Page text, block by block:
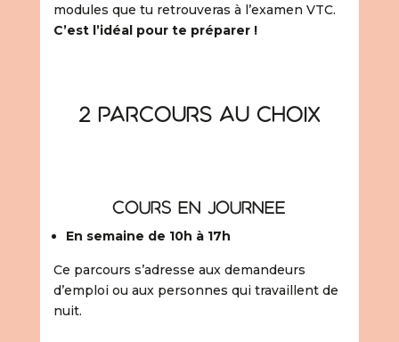
modules que tu retrouveras à l’examen VTC.
C’est l’idéal pour te préparer !
2 parcours au choix
cours en journee
En semaine de 10h à 17h
Ce parcours s’adresse aux demandeurs
d’emploi ou aux personnes qui travaillent de
nuit.